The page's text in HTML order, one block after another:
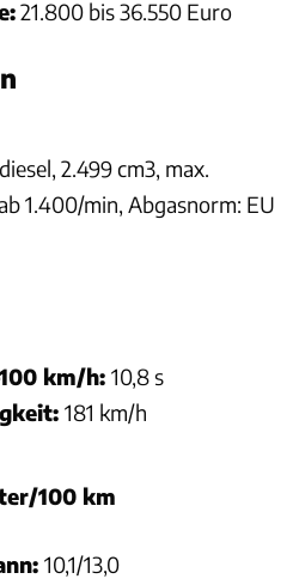
21.800 bis 36.550 Euro
2.499 cm3, max.
1.400/min, Abgasnorm: EU
km/h: 10,8 s
181 km/h
100 km
10,1/13,0